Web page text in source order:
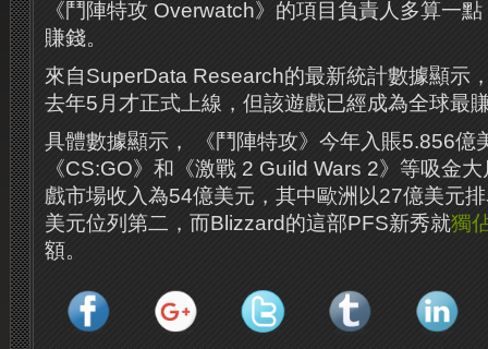
《鬥陣特攻 Overwatch》的項目負責人多算一
賺錢。
來自SuperData Research的最新統計數據顯示
去年5月才正式上線，但該遊戲已經成為全球最
具體數據顯示， 《鬥陣特攻》今年入賬5.856億
《CS:GO》和《激戰 2 Guild Wars 2》等吸金
戲市場收入為54億美元，其中歐洲以27億美元
美元位列第二，而Blizzard的這部PFS新秀就獨
額。